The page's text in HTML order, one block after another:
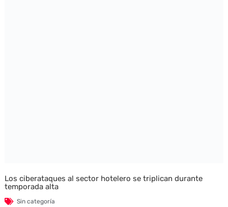
Los ciberataques al sector hotelero se triplican durante
temporada alta
Sin categoría